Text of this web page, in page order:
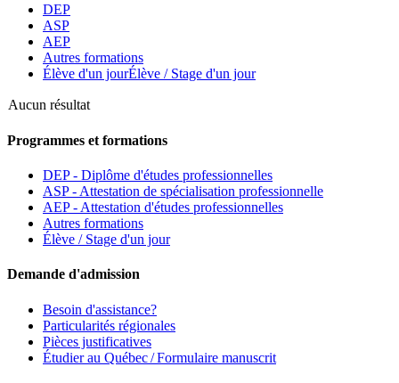
DEP
ASP
AEP
Autres formations
Élève d'un jourÉlève / Stage d'un jour
Aucun résultat
Programmes et formations
DEP - Diplôme d'études professionnelles
ASP - Attestation de spécialisation professionnelle
AEP - Attestation d'études professionnelles
Autres formations
Élève / Stage d'un jour
Demande d'admission
Besoin d'assistance?
Particularités régionales
Pièces justificatives
Étudier au Québec / Formulaire manuscrit